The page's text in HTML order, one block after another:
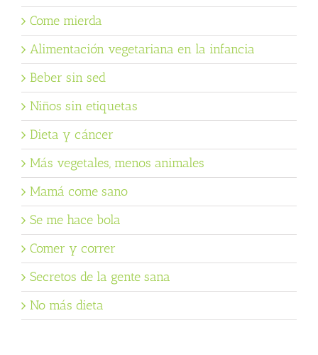
Come mierda
Alimentación vegetariana en la infancia
Beber sin sed
Niños sin etiquetas
Dieta y cáncer
Más vegetales, menos animales
Mamá come sano
Se me hace bola
Comer y correr
Secretos de la gente sana
No más dieta